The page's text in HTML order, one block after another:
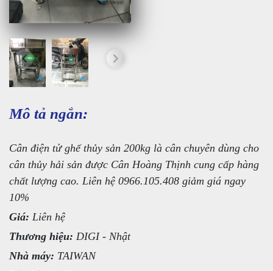
Mô tả ngắn:
Cân điện tử ghế thủy sản 200kg là cân chuyên dùng cho
cân thủy hải sản được Cân Hoàng Thịnh cung cấp hàng
chất lượng cao. Liên hệ 0966.105.408 giảm giá ngay
10%
Giá: Liên hệ
Thương hiệu: DIGI - Nhật
Nhà máy: TAIWAN